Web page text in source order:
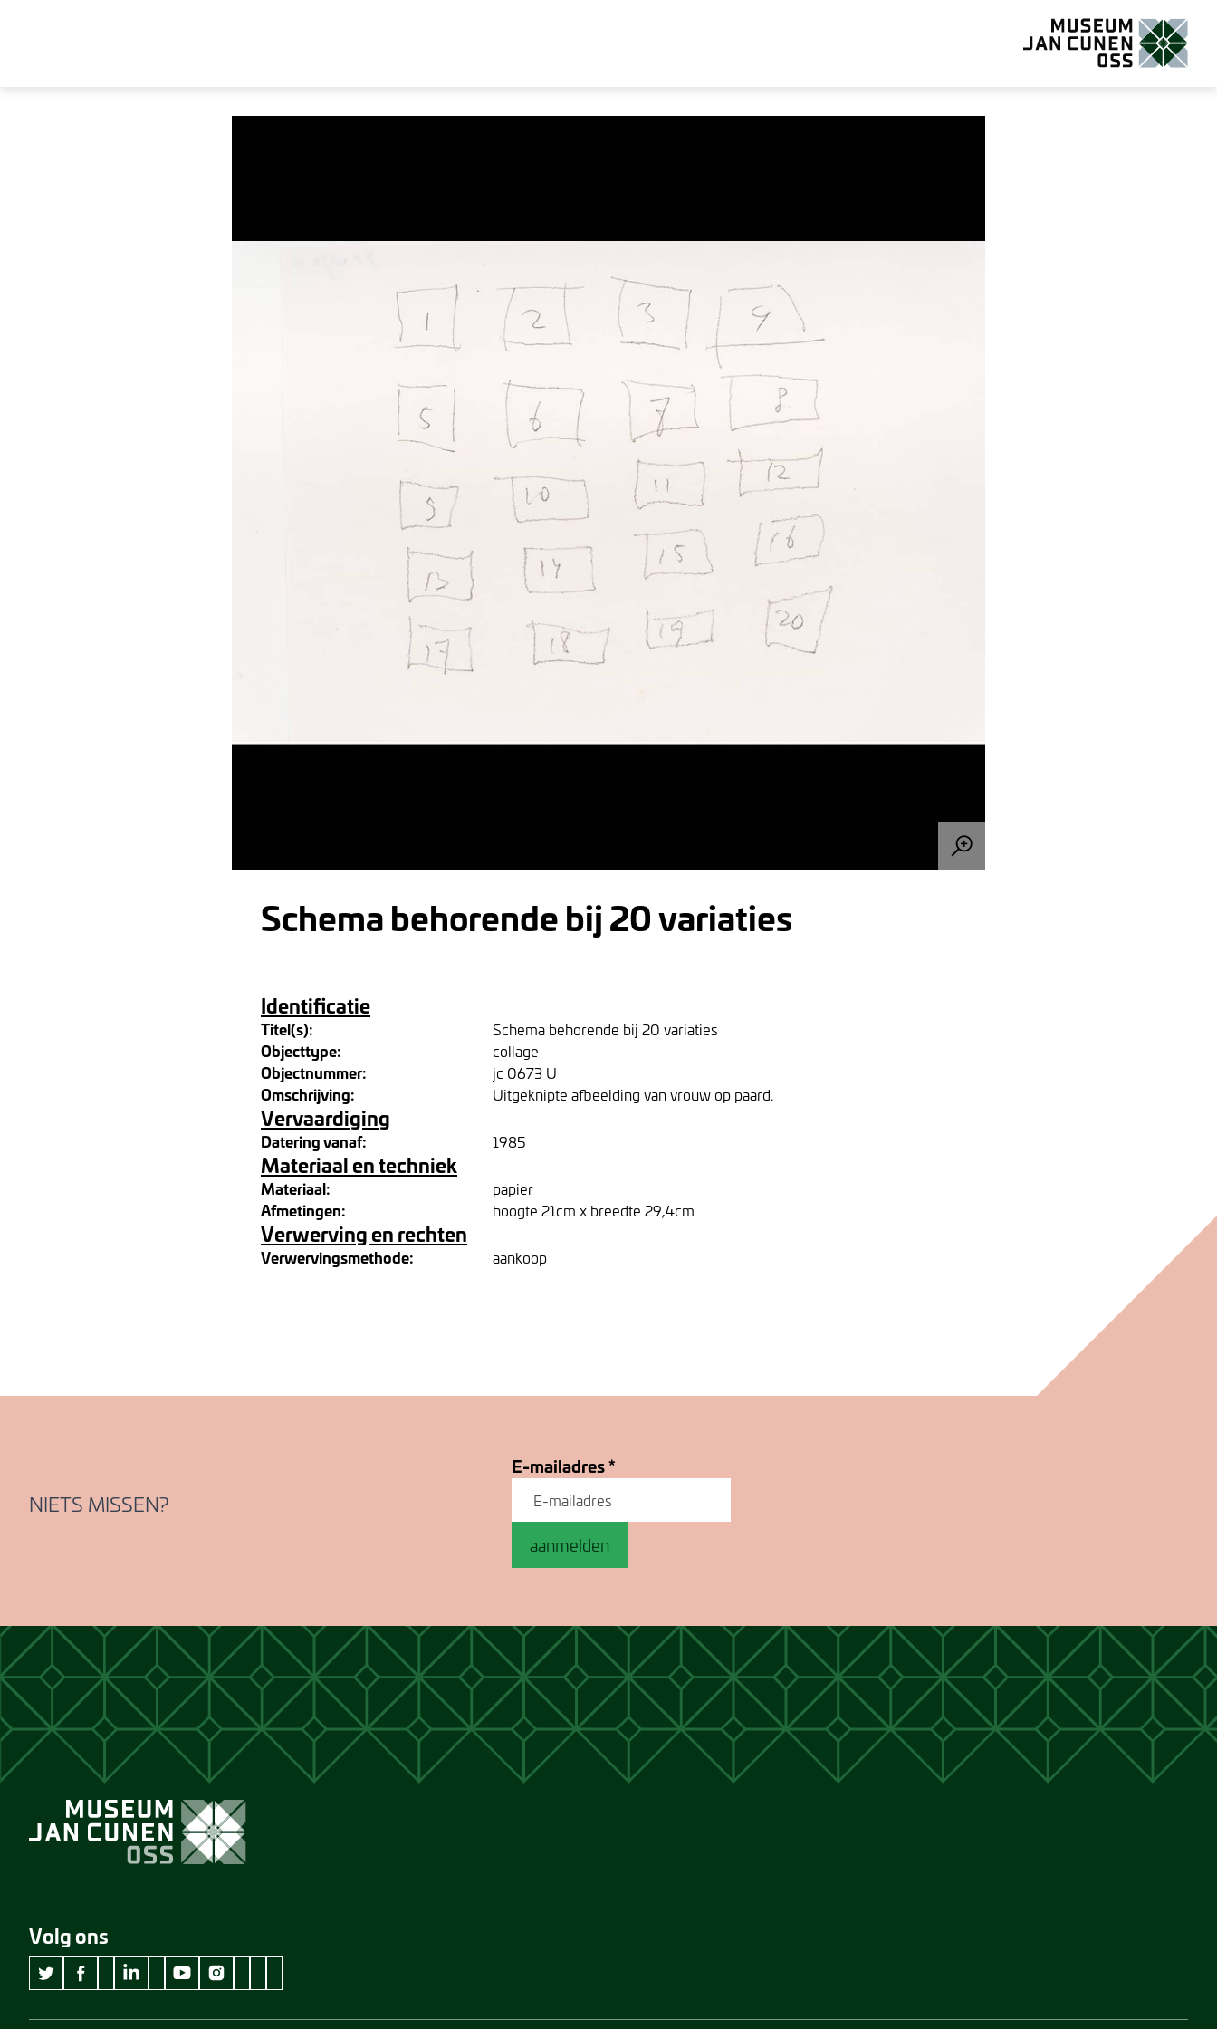
Schema behorende bij 20 variaties
Identificatie
Titel(s): Schema behorende bij 20 variaties
Objecttype: collage
Objectnummer: jc 0673 U
Omschrijving: Uitgeknipte afbeelding van vrouw op paard.
Vervaardiging
Datering vanaf: 1985
Materiaal en techniek
Materiaal: papier
Afmetingen: hoogte 21cm x breedte 29,4cm
Verwerving en rechten
Verwervingsmethode: aankoop
NIETS MISSEN?
E-mailadres*
aanmelden
Volg ons
twitter Museum Jan Cunen
facebook Museum Jan Cunen
wikipedia Museum Jan Cunen
linkedin Museum Jan Cunen
googleplus Museum Jan Cunen
youtube Museum Jan Cunen
instagram Museum Jan Cunen